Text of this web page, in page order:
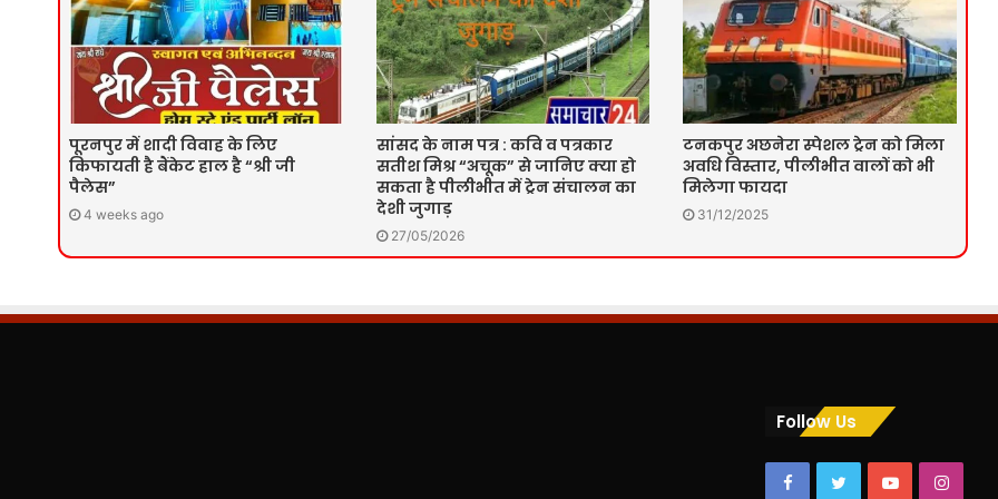
पूरनपुर में शादी विवाह के लिए
किफायती है बैंकेट हाल है “श्री जी
पैलेस”
4 weeks ago
सांसद के नाम पत्र : कवि व पत्रकार
सतीश मिश्र “अचूक” से जानिए क्या हो
सकता है पीलीभीत में ट्रेन संचालन का
देशी जुगाड़
27/05/2026
टनकपुर अछनेरा स्पेशल ट्रेन को मिला
अवधि विस्तार, पीलीभीत वालों को भी
मिलेगा फायदा
31/12/2025
Follow Us
FacebookTwitterYouTube